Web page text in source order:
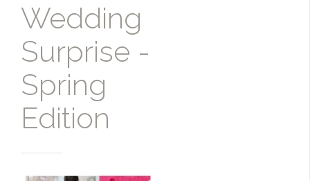
Wedding
Surprise -
Spring
Edition